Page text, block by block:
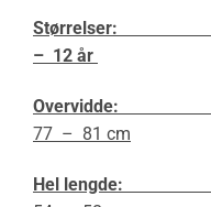
Størrelser:
– 12 år
Overvidde: 60 –
77 – 81 cm
Hel lengde: